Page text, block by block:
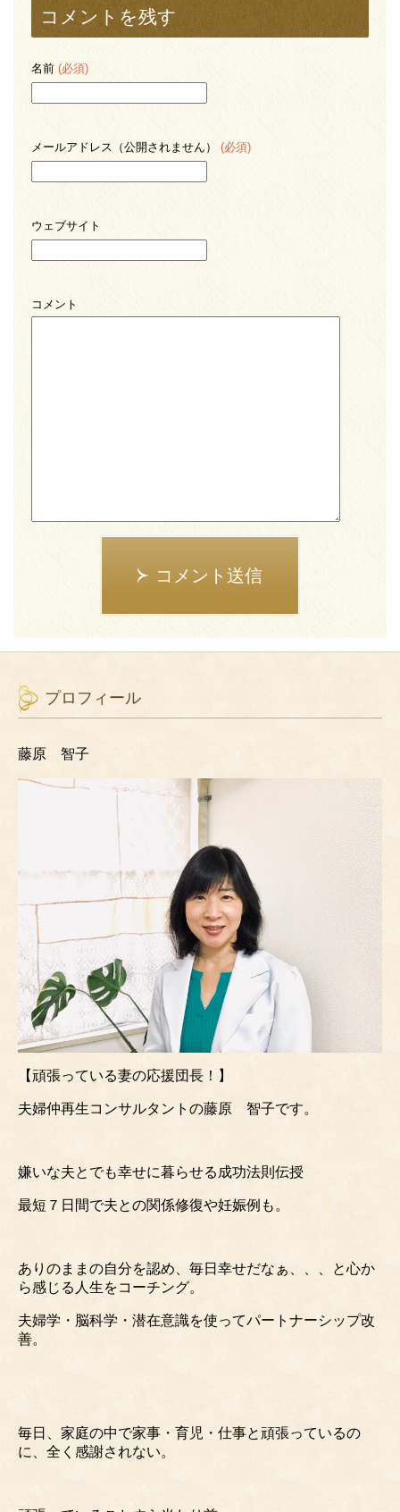
コメントを残す
名前 (必須)
メールアドレス（公開されません） (必須)
ウェブサイト
コメント
コメント送信
プロフィール
藤原 智子
【頑張っている妻の応援団長！】
夫婦仲再生コンサルタントの藤原 智子です。
嫌いな夫とでも幸せに暮らせる成功法則伝授
最短７日間で夫との関係修復や妊娠例も。
ありのままの自分を認め、毎日幸せだなぁ、、、と心か
ら感じる人生をコーチング。
夫婦学・脳科学・潜在意識を使ってパートナーシップ改
善。
毎日、家庭の中で家事・育児・仕事と頑張っているの
に、全く感謝されない。